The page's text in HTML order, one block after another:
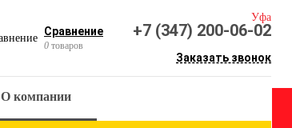
Сравнение
0 товаров
Уфа
+7 (347) 200-06-02
Заказать звонок
О компании